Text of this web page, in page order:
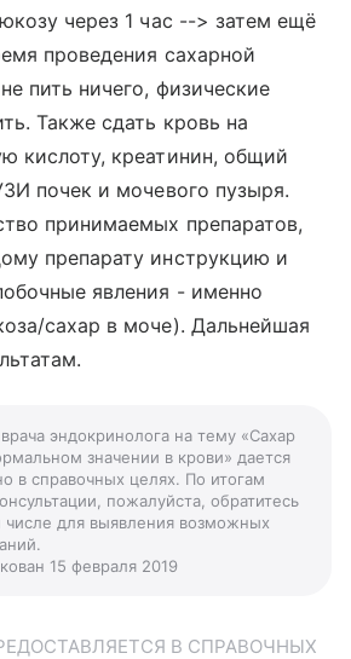
через 1 час --> затем ещё
проведения сахарной
пить ничего, физические
Также сдать кровь на
кислоту, креатинин, общий
почек и мочевого пузыря.
принимаемых препаратов,
препарату инструкцию и
явления - именно
сахар в моче). Дальнейшая
врача эндокринолога на тему «Сахар
значении в крови» дается
в справочных целях. По итогам
пожалуйста, обратитесь
числе для выявления возможных
15 февраля 2019
В СПРАВОЧНЫХ